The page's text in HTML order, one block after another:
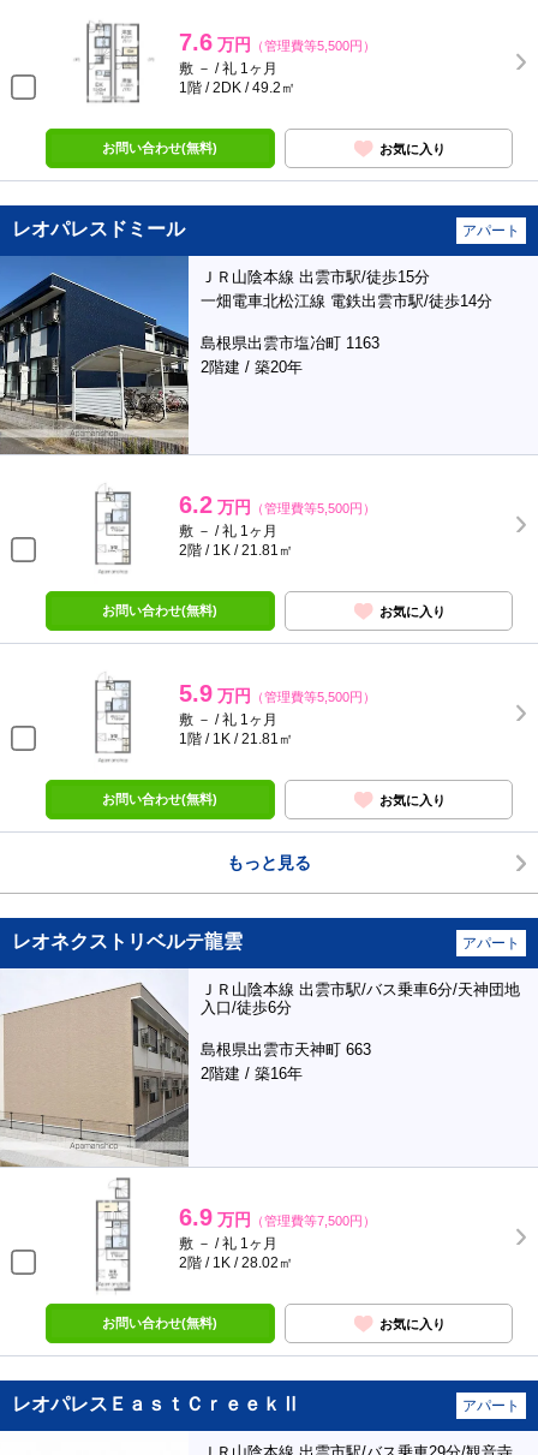
7.6 万円 （管理費等5,500円）
敷 － / 礼 1ヶ月
1階 / 2DK / 49.2㎡
お問い合わせ(無料) お気に入り
レオパレスドミール アパート
ＪＲ山陰本線 出雲市駅/徒歩15分
一畑電車北松江線 電鉄出雲市駅/徒歩14分
島根県出雲市塩冶町 1163
2階建 / 築20年
6.2 万円 （管理費等5,500円）
敷 － / 礼 1ヶ月
2階 / 1K / 21.81㎡
お問い合わせ(無料) お気に入り
5.9 万円 （管理費等5,500円）
敷 － / 礼 1ヶ月
1階 / 1K / 21.81㎡
お問い合わせ(無料) お気に入り
もっと見る
レオネクストリベルテ龍雲 アパート
ＪＲ山陰本線 出雲市駅/バス乗車6分/天神団地
入口/徒歩6分
島根県出雲市天神町 663
2階建 / 築16年
6.9 万円 （管理費等7,500円）
敷 － / 礼 1ヶ月
2階 / 1K / 28.02㎡
お問い合わせ(無料) お気に入り
レオパレスＥａｓｔＣｒｅｅｋⅡ アパート